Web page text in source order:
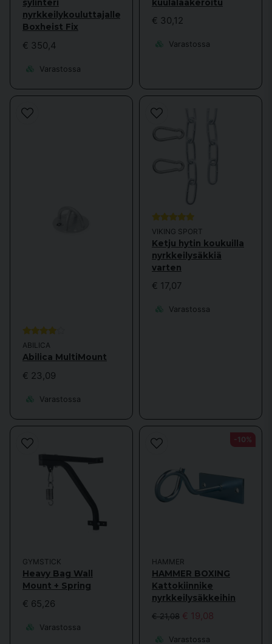
sylinteri
nyrkkeilykouluttajalle
Boxheist Fix
€ 350,4
Varastossa
kuulalaakeroitu
€ 30,12
Varastossa
ABILICA
Abilica MultiMount
€ 23,09
Varastossa
VIKING SPORT
Ketju hytin koukuilla
nyrkkeilysäkkiä
varten
€ 17,07
Varastossa
GYMSTICK
Heavy Bag Wall
Mount + Spring
€ 65,26
Varastossa
HAMMER
HAMMER BOXING
Kattokiinnike
nyrkkeilysäkkeihin
€ 21,08 € 19,08
Varastossa
-10%